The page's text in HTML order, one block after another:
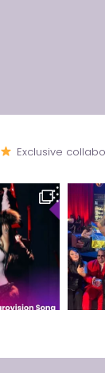
Exclusive